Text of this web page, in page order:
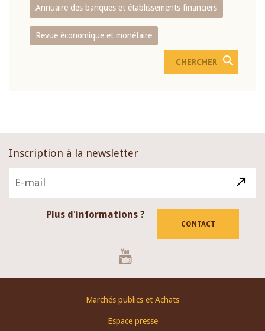
Annuaire des banques et établissements financiers
Revue économique et monétaire
Inscription à la newsletter
Plus d'informations ?
CONTACT
Marchés publics et Achats
Espace presse